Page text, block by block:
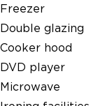
Freezer
Double glazing
Cooker hood
DVD player
Microwave